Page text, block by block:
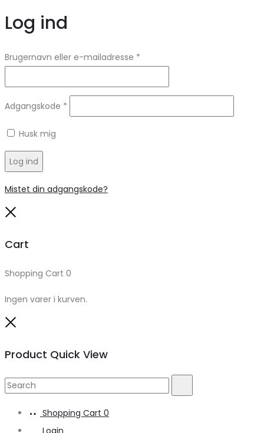
Log ind
Brugernavn eller e-mailadresse *
Adgangskode *
Husk mig
Log ind
Mistet din adgangskode?
Cart
Shopping Cart 0
Ingen varer i kurven.
Product Quick View
Search
Shopping Cart 0